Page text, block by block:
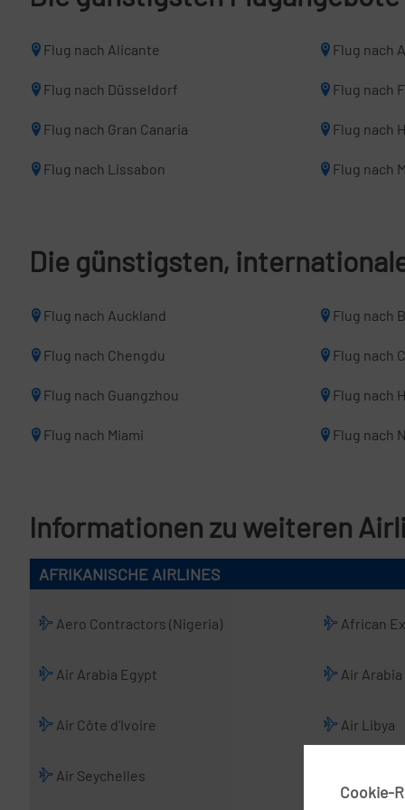
Flug nach Alicante Flug nach
Flug nach Düsseldorf Flug nach
Flug nach Gran Canaria Flug nach
Flug nach Lissabon Flug nach
Die günstigsten,
Flug nach Auckland Flug nach
Flug nach Chengdu Flug nach
Flug nach Guangzhou Flug nach
Flug nach Miami Flug nach
Informationen zu weiteren
AFRIKANISCHE AIRLINES
Aero Contractors (Nigeria) African
Air Arabia Egypt Air Arabia
Air Côte d’Ivoire Air Libya
Air Seychelles
Cookie-